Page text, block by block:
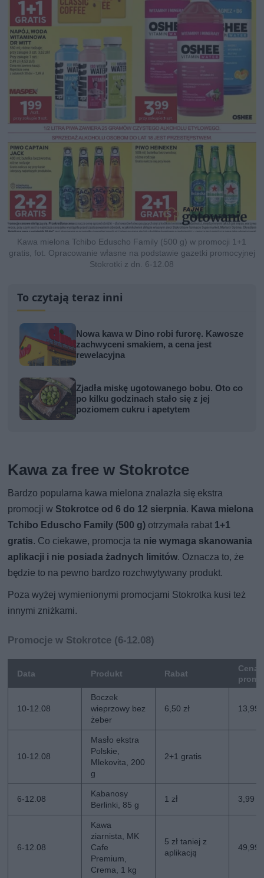
Kawa mielona Tchibo Eduscho Family (500 g) w promocji 1+1
gratis, fot. Opracowanie własne na podstawie gazetki promocyjnej
Stokrotki z dn. 6-12.08
To czytają teraz inni
Nowa kawa w Dino robi furorę. Kawosze
zachwyceni smakiem, a cena jest
rewelacyjna
Zjadła miskę ugotowanego bobu. Oto co
po kilku godzinach stało się z jej
poziomem cukru i apetytem
Kawa za free w Stokrotce
Bardzo popularna kawa mielona znalazła się ekstra
promocji w Stokrotce od 6 do 12 sierpnia. Kawa mielona
Tchibo Eduscho Family (500 g) otrzymała rabat 1+1
gratis. Co ciekawe, promocja ta nie wymaga skanowania
aplikacji i nie posiada żadnych limitów. Oznacza to, że
będzie to na pewno bardzo rozchwytywany produkt.
Poza wyżej wymienionymi promocjami Stokrotka kusi też
innymi zniżkami.
Promocje w Stokrotce (6-12.08)
Data Produkt Rabat
Cena
10-12.08
Boczek
wieprzowy bez
żeber
6,50 zł 13,99
10-12.08
Masło ekstra
Polskie,
Mlekovita, 200
g
2+1 gratis
6-12.08
Kabanosy
Berlinki, 85 g
1 zł 3,99
6-12.08
Kawa
ziarnista, MK
Cafe
Premium,
Crema, 1 kg
5 zł taniej z
aplikacją
49,99